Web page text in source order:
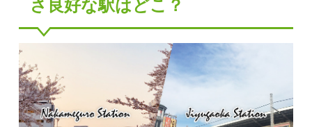
さ良好な駅はどこ？